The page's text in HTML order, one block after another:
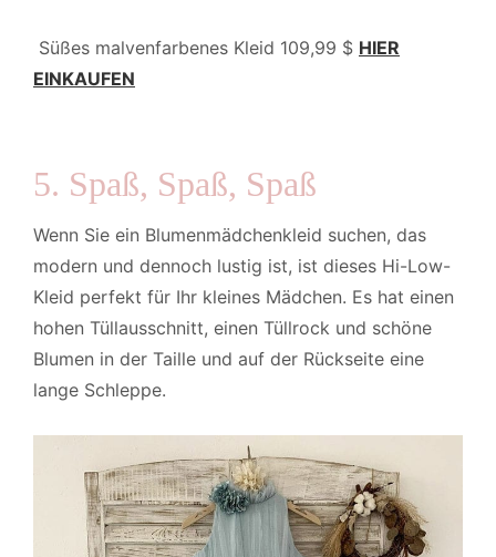
Süßes malvenfarbenes Kleid 109,99 $ HIER
EINKAUFEN
5. Spaß, Spaß, Spaß
Wenn Sie ein Blumenmädchenkleid suchen, das
modern und dennoch lustig ist, ist dieses Hi-Low-
Kleid perfekt für Ihr kleines Mädchen. Es hat einen
hohen Tüllausschnitt, einen Tüllrock und schöne
Blumen in der Taille und auf der Rückseite eine
lange Schleppe.